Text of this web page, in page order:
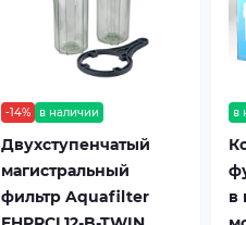
-14% в наличии
Двухступенчатый
магистральный
фильтр Aquafilter
в
в